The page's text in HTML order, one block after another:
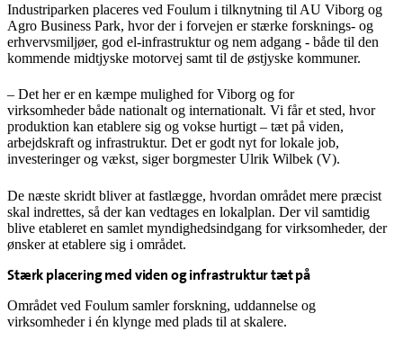
Industriparken placeres ved Foulum i tilknytning til AU Viborg og
Agro Business Park, hvor der i forvejen er stærke forsknings- og
erhvervsmiljøer, god el-infrastruktur og nem adgang - både til den
kommende midtjyske motorvej samt til de østjyske kommuner.
– Det her er en kæmpe mulighed for Viborg og for
virksomheder både nationalt og internationalt. Vi får et sted, hvor
produktion kan etablere sig og vokse hurtigt – tæt på viden,
arbejdskraft og infrastruktur. Det er godt nyt for lokale job,
investeringer og vækst, siger borgmester Ulrik Wilbek (V).
De næste skridt bliver at fastlægge, hvordan området mere præcist
skal indrettes, så der kan vedtages en lokalplan. Der vil samtidig
blive etableret en samlet myndighedsindgang for virksomheder, der
ønsker at etablere sig i området.
Stærk placering med viden og infrastruktur tæt på
Området ved Foulum samler forskning, uddannelse og
virksomheder i én klynge med plads til at skalere.